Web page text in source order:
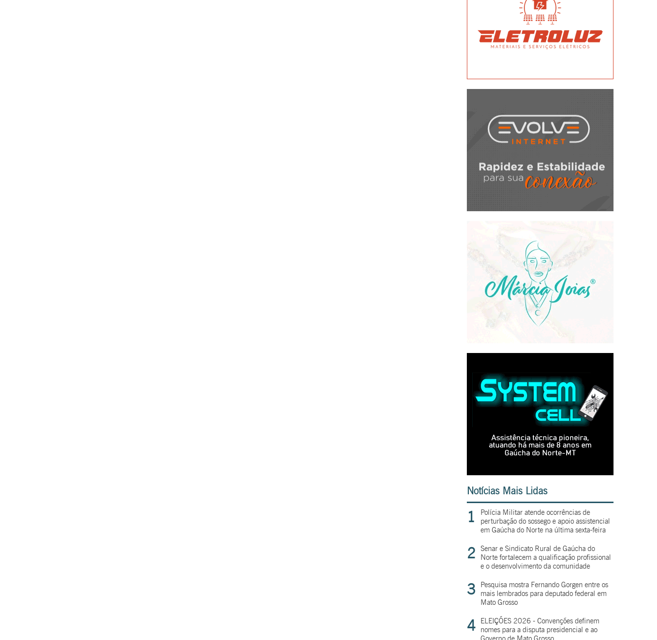
Notícias Mais Lidas
1
Polícia Militar atende ocorrências de
perturbação do sossego e apoio assistencial
em Gaúcha do Norte na última sexta-feira
2
Senar e Sindicato Rural de Gaúcha do
Norte fortalecem a qualificação profissional
e o desenvolvimento da comunidade
3
Pesquisa mostra Fernando Gorgen entre os
mais lembrados para deputado federal em
Mato Grosso
4
ELEIÇÕES 2026 - Convenções definem
nomes para a disputa presidencial e ao